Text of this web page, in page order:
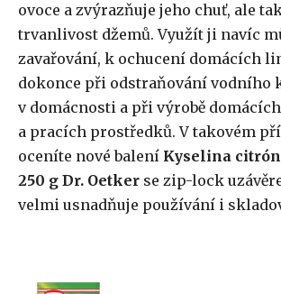
ovoce a zvýrazňuje jeho chuť, ale
trvanlivost džemů. Využít ji navíc
zavařování, k ochucení domácích
dokonce při odstraňování vodního
v domácnosti a při výrobě
a pracích prostředků. V takovém
oceníte nové balení Kyselina
250 g Dr. Oetker se zip-lock
velmi usnadňuje používání i